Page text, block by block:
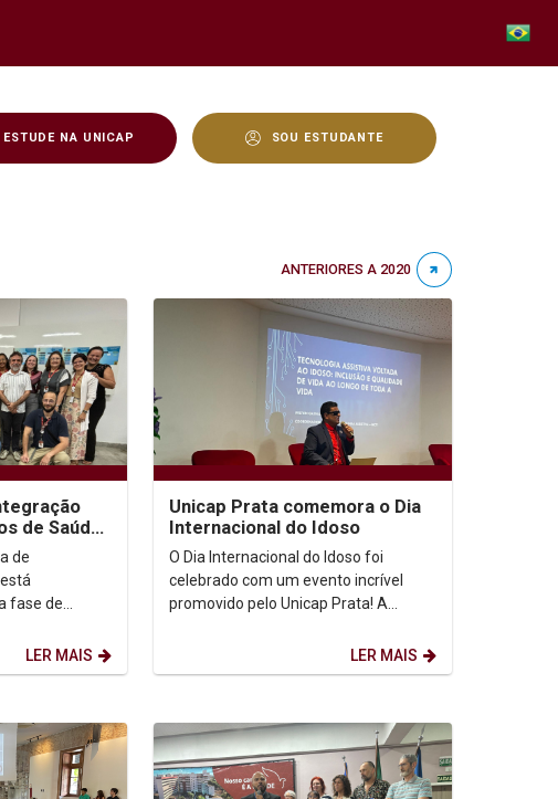
ESTUDE NA UNICAP SOU ESTUDANTE
ANTERIORES A 2020
de Saúde
e
de
fase de
Psicologia,...
LER MAIS
Unicap Prata comemora o Dia
Internacional do Idoso
O Dia Internacional do Idoso foi
celebrado com um evento incrível
promovido pelo Unicap Prata! A
apresentação do Mestre Corisco e...
LER MAIS